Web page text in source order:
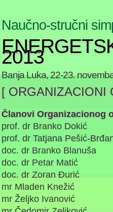
Naučno-stručni
2013
Banja Luka, 22-23.
[ ORGANIZACIONI
Članovi Organizacionog
prof. dr Branko Dokić
prof. dr Tatjana Pešić-
doc. dr Branko Blanuša
doc. dr Petar Matić
doc. dr Zoran Đurić
mr Mladen Knežić
mr Željko Ivanović